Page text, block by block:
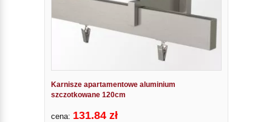
Karnisze apartamentowe aluminium
szczotkowane 120cm
cena: 131.84 zł